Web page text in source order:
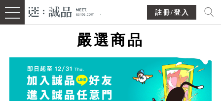
註冊/登入
嚴選商品